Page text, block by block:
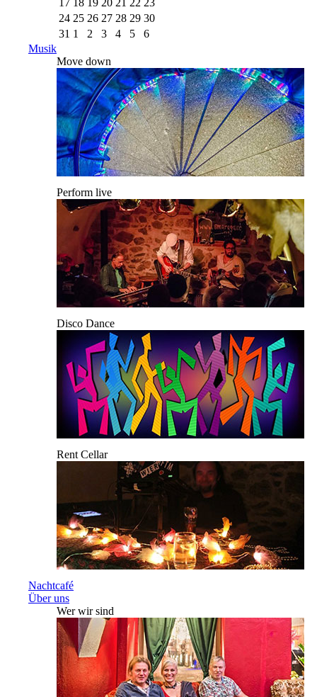
17 18 19 20 21 22 23
24 25 26 27 28 29 30
31 1 2 3 4 5
6
Musik
Move down
Perform live
Disco Dance
Rent Cellar
Nachtcafé
Über uns
Wer wir sind